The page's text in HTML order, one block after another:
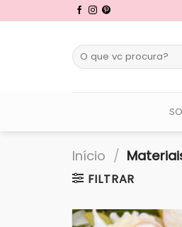
to
Pesquisar
por:
Início /
FILTRAR